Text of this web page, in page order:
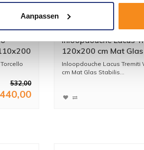
Aanpassen
Goud
532,00
440,00
Inloopdouche Lacus
120x200 cm Mat Glas
Stabilisatiestang
Inloopdouche Lacus Tremiti
cm Mat Glas Stabilis...